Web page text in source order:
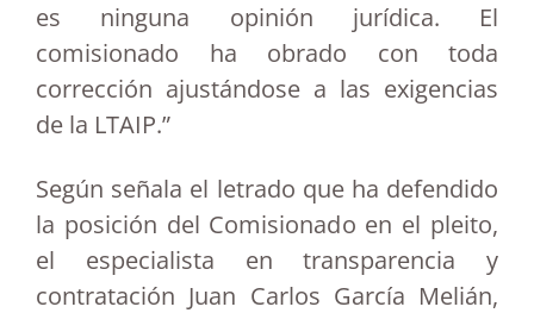
es ninguna opinión jurídica. El
comisionado ha obrado con toda
corrección ajustándose a las exigencias
de la LTAIP.”
Según señala el letrado que ha defendido
la posición del Comisionado en el pleito,
el especialista en transparencia y
contratación Juan Carlos García Melián,